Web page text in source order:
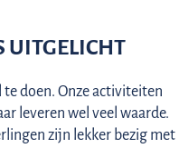
UITGELICHT
doen. Onze activiteiten
leveren wel veel waarde.
zijn lekker bezig met